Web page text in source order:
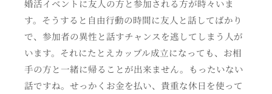
婚活イベントに友人の方と参加される方が時々いま
す。そうすると自由行動の時間に友人と話してばかり
で、参加者の異性と話すチャンスを逃してしまう人が
います。それにたとえカップル成立になっても、お相
手の方と一緒に帰ることが出来ません。もったいない
話ですね。せっかくお金を払い、貴重な休日を使って